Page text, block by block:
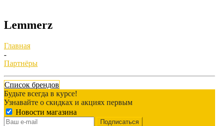
Lemmerz
Главная
-
Партнёры
Список брендов
Будьте всегда в курсе!
Узнавайте о скидках и акциях первым
Новости магазина